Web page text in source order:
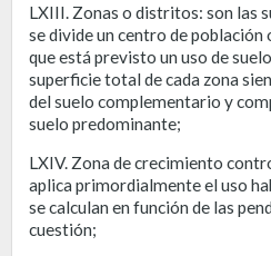
LXIII. Zonas o distritos: son las
se divide un centro de población
que está previsto un uso de
superficie total de cada zona
del suelo complementario y
suelo predominante;
LXIV. Zona de crecimiento
aplica primordialmente el uso
se calculan en función de las
cuestión;